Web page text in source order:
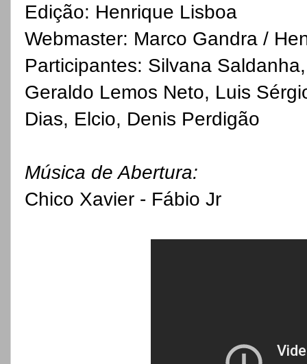
Edição: Henrique Lisboa
Webmaster: Marco Gandra /
Participantes: Silvana
Geraldo Lemos Neto, Luis
Dias, Elcio, Denis Perdigão
Música de Abertura:
Chico Xavier - Fábio Jr